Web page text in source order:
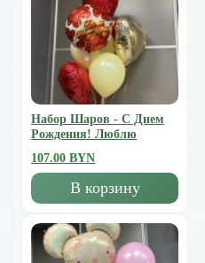
Набор Шаров - С Днем
Рождения! Люблю
107.00 BYN
В корзину